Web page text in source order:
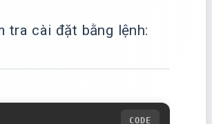
tra cài đặt bằng lệnh: